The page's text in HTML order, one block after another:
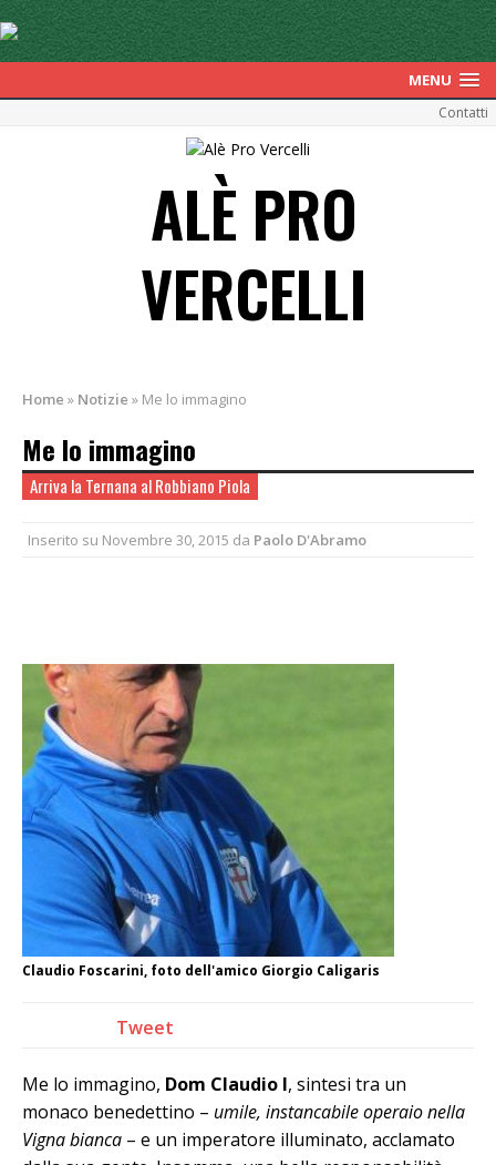
MENU
Contatti
ALÈ PRO
VERCELLI
Home » Notizie » Me lo immagino
Me lo immagino
Arriva la Ternana al Robbiano Piola
Inserito su Novembre 30, 2015 da Paolo D'Abramo
Claudio Foscarini, foto dell'amico Giorgio Caligaris
Tweet
Me lo immagino, Dom Claudio I, sintesi tra un
monaco benedettino – umile, instancabile operaio nella
Vigna bianca – e un imperatore illuminato, acclamato